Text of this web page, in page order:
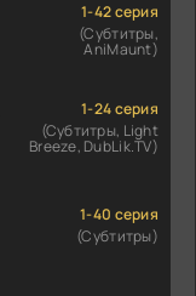
1-42 серия
(Субтитры,
AniMaunt)
1-24 серия
(Субтитры, Light
Breeze, DubLik.TV)
1-40 серия
(Субтитры)